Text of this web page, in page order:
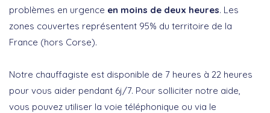
problèmes en urgence en moins de deux heures. Les
zones couvertes représentent 95% du territoire de la
France (hors Corse).
Notre chauffagiste est disponible de 7 heures à 22 heures
pour vous aider pendant 6j/7. Pour solliciter notre aide,
vous pouvez utiliser la voie téléphonique ou via le